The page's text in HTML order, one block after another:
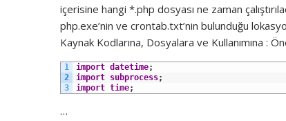
içerisine hangi *.php dosyası ne zaman
php.exe’nin ve crontab.txt’nin bulunduğu
Kaynak Kodlarına, Dosyalara ve Kullanımına :
1
2
3
import datetime;
import subprocess;
import time;
…